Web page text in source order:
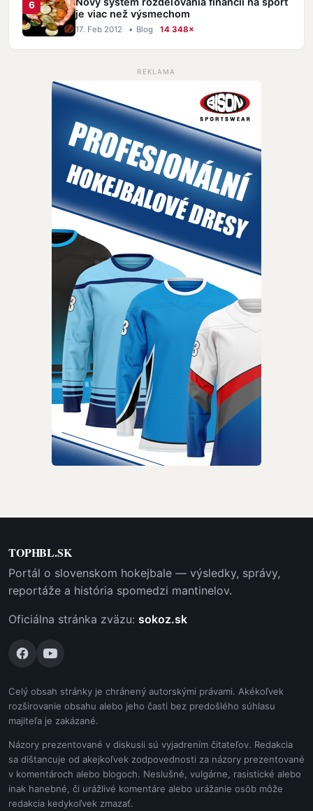
je viac než výsmechom
17. Feb 2012 • Blog 14 348×
REKLAMA
TOPHBL.SK
Portál o slovenskom hokejbale — výsledky, správy,
reportáže a história spomedzi mantinelov.
Oficiálna stránka zväzu: sokoz.sk
Celý obsah stránky je chránený autorskými právami. Akékoľvek
rozširovanie obsahu alebo jeho časti bez predošlého súhlasu
majiteľa je zakázané.
Názory prezentované v diskusii sú vyjadrením čitateľov. Redakcia
sa dištancuje od akejkoľvek zodpovednosti za názory prezentované
v komentároch alebo blogoch. Neslušné, vulgárne, rasistické alebo
inak hanebné, či urážlivé komentáre alebo urážanie osôb môže
redakcia kedykoľvek zmazať.